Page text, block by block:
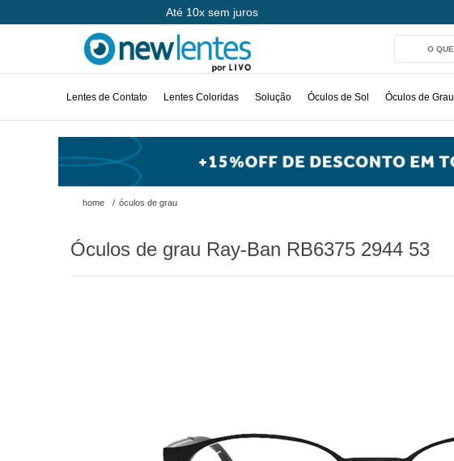
Até 10x sem juros
Lentes de Contato Lentes Coloridas Solução Óculos de Sol Óculos de Grau
home / óculos de grau
Óculos de grau Ray-Ban RB6375 2944 53